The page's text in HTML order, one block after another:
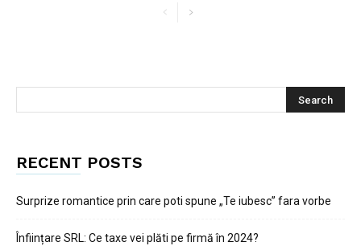
RECENT POSTS
Surprize romantice prin care poti spune „Te iubesc” fara vorbe
Înființare SRL: Ce taxe vei plăti pe firmă în 2024?